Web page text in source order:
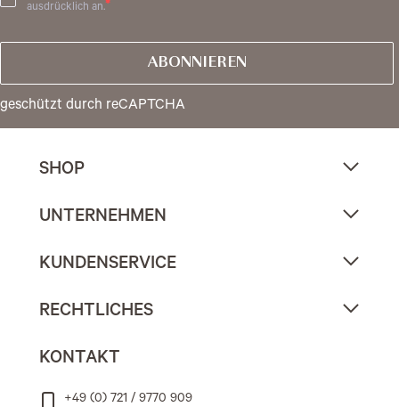
ausdrücklich an.
ABONNIEREN
geschützt durch reCAPTCHA
SHOP
UNTERNEHMEN
KUNDENSERVICE
RECHTLICHES
KONTAKT
+49 (0) 721 / 9770 909